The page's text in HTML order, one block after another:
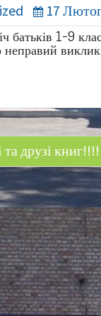
17
батьків 1-9
виклик
друзі книг!!!!